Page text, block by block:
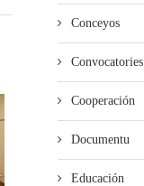
Conceyos
Convocatories
Cooperación
Documentu
Educación